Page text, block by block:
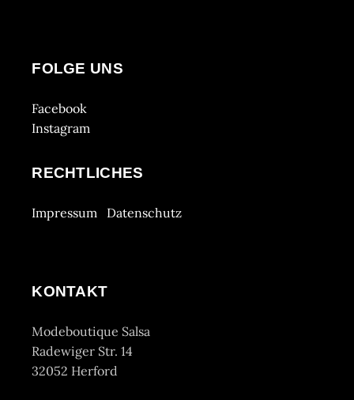
FOLGE UNS
Facebook
Instagram
RECHTLICHES
Impressum Datenschutz
KONTAKT
Modeboutique Salsa
Radewiger Str. 14
32052 Herford